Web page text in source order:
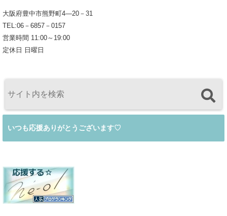
大阪府豊中市熊野町4―20－31
TEL:06－6857－0157
営業時間 11:00～19:00
定休日 日曜日
いつも応援ありがとうございます♡